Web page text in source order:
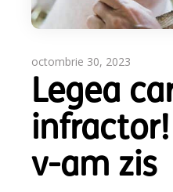
octombrie 30, 2023
Legea
v-am zis